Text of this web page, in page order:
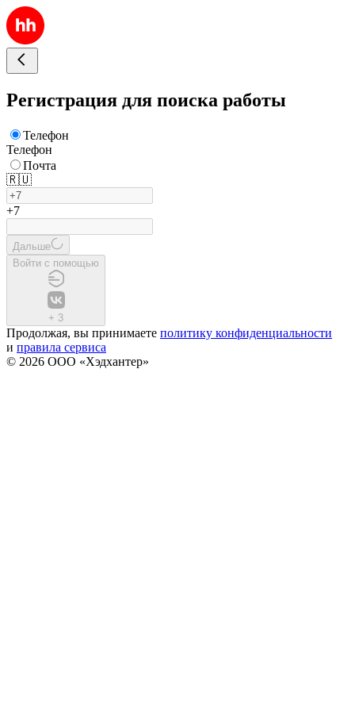
Регистрация для поиска работы
Телефон
Телефон
Почта
🇷🇺
+7
Дальше
Войти с помощью
+ 3
Продолжая, вы принимаете политику конфиденциальности
и правила сервиса
© 2026 ООО «Хэдхантер»